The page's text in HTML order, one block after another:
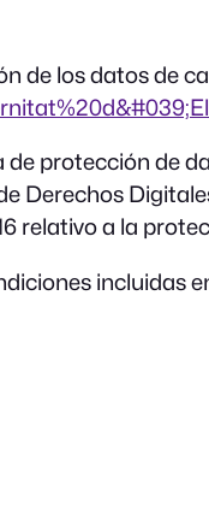
de los datos de
protección de
Derechos
relativo a la
incluidas